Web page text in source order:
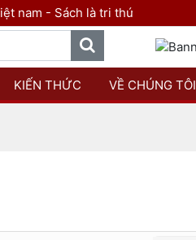
là tri thức
KIẾN THỨC VỀ CHÚNG TÔI